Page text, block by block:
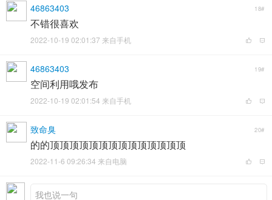
46863403 18#
不错很喜欢
2022-10-19 02:01:37 来自手机
46863403 19#
空间利用哦发布
2022-10-19 02:01:54 来自手机
致命臭 20#
的的顶顶顶顶顶顶顶顶顶顶顶顶顶顶
2022-11-6 09:26:34 来自电脑